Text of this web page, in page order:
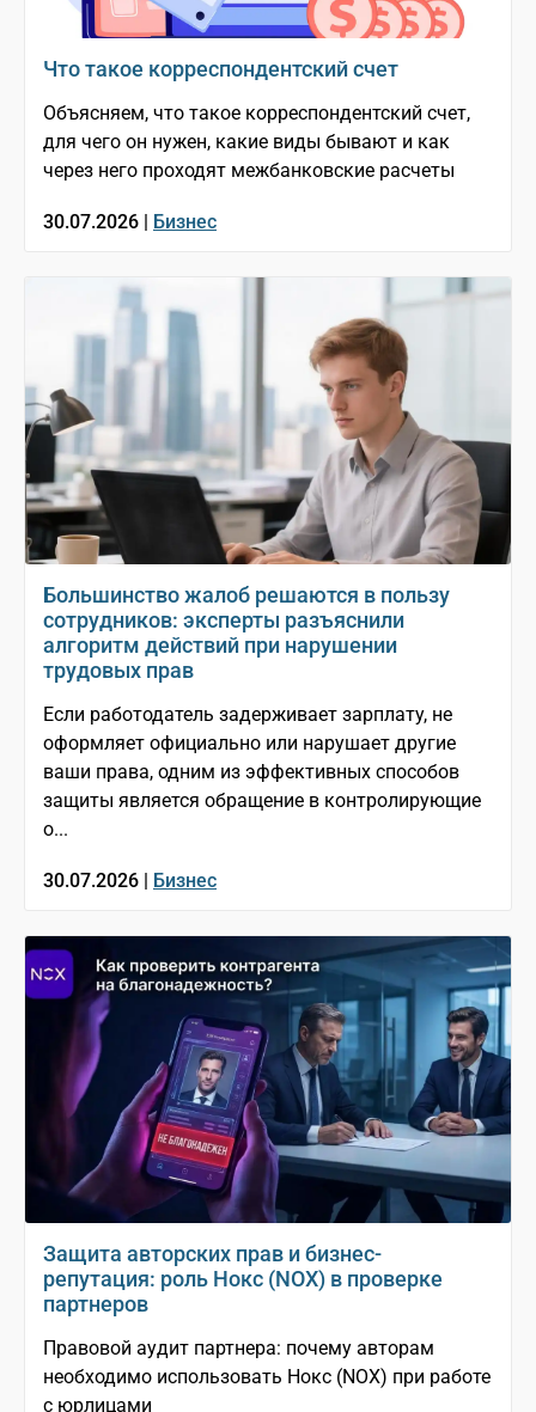
Что такое корреспондентский счет
Объясняем, что такое корреспондентский счет,
для чего он нужен, какие виды бывают и как
через него проходят межбанковские расчеты
30.07.2026 | Бизнес
Большинство жалоб решаются в пользу
сотрудников: эксперты разъяснили
алгоритм действий при нарушении
трудовых прав
Если работодатель задерживает зарплату, не
оформляет официально или нарушает другие
ваши права, одним из эффективных способов
защиты является обращение в контролирующие
о...
30.07.2026 | Бизнес
Защита авторских прав и бизнес-
репутация: роль Нокс (NOX) в проверке
партнеров
Правовой аудит партнера: почему авторам
необходимо использовать Нокс (NOX) при работе
с юрлицами